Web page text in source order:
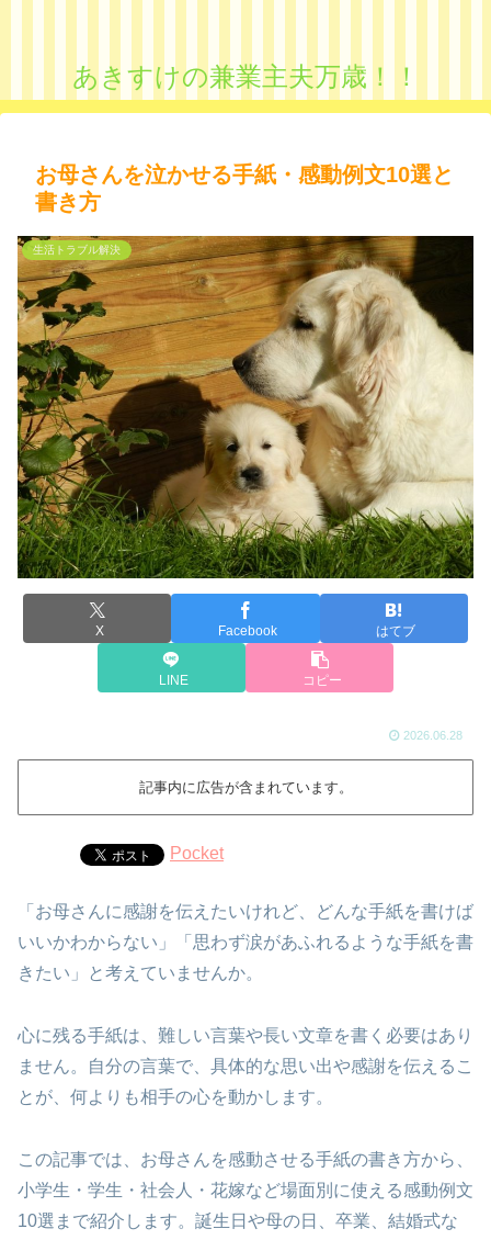
あきすけの兼業主夫万歳！！
お母さんを泣かせる手紙・感動例文10選と
書き方
生活トラブル解決
X Facebook はてブ
LINE コピー
2026.06.28
記事内に広告が含まれています。
Pocket
「お母さんに感謝を伝えたいけれど、どんな手紙を書けば
いいかわからない」「思わず涙があふれるような手紙を書
きたい」と考えていませんか。
心に残る手紙は、難しい言葉や長い文章を書く必要はあり
ません。自分の言葉で、具体的な思い出や感謝を伝えるこ
とが、何よりも相手の心を動かします。
この記事では、お母さんを感動させる手紙の書き方から、
小学生・学生・社会人・花嫁など場面別に使える感動例文
10選まで紹介します。誕生日や母の日、卒業、結婚式な